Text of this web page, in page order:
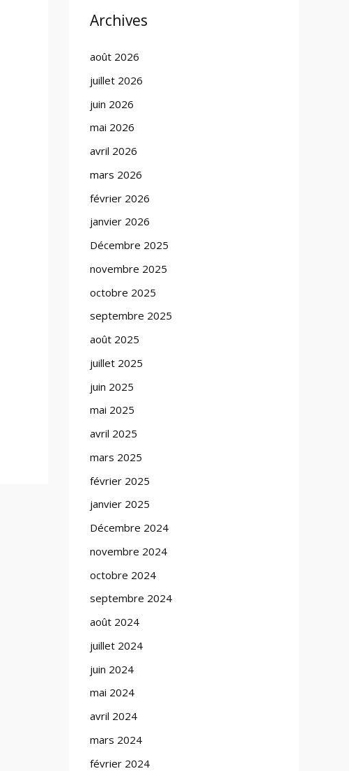
Archives
août 2026
juillet 2026
juin 2026
mai 2026
avril 2026
mars 2026
février 2026
janvier 2026
Décembre 2025
novembre 2025
octobre 2025
septembre 2025
août 2025
juillet 2025
juin 2025
mai 2025
avril 2025
mars 2025
février 2025
janvier 2025
Décembre 2024
novembre 2024
octobre 2024
septembre 2024
août 2024
juillet 2024
juin 2024
mai 2024
avril 2024
mars 2024
février 2024